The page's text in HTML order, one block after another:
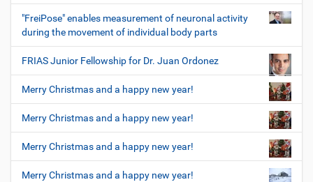
"FreiPose" enables measurement of neuronal activity
during the movement of individual body parts
FRIAS Junior Fellowship for Dr. Juan Ordonez
Merry Christmas and a happy new year!
Merry Christmas and a happy new year!
Merry Christmas and a happy new year!
Merry Christmas and a happy new year!